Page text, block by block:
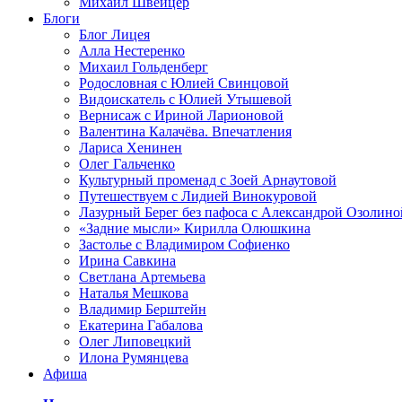
Блоги
Блог Лицея
Алла Нестеренко
Михаил Гольденберг
Родословная с Юлией Свинцовой
Видоискатель с Юлией Утышевой
Вернисаж с Ириной Ларионовой
Валентина Калачёва. Впечатления
Лариса Хенинен
Олег Гальченко
Культурный променад с Зоей Арнаутовой
Путешествуем с Лидией Винокуровой
Лазурный Берег без пафоса с Александрой
«Задние мысли» Кирилла Олюшкина
Застолье с Владимиром Софиенко
Ирина Савкина
Светлана Артемьева
Наталья Мешкова
Владимир Берштейн
Екатерина Габалова
Олег Липовецкий
Илона Румянцева
Афиша